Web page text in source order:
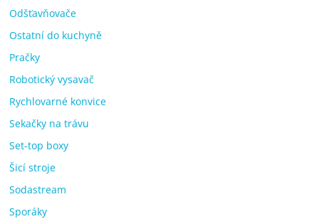
Odšťavňovače
Ostatní do kuchyně
Pračky
Robotický vysavač
Rychlovarné konvice
Sekačky na trávu
Set-top boxy
Šicí stroje
Sodastream
Sporáky